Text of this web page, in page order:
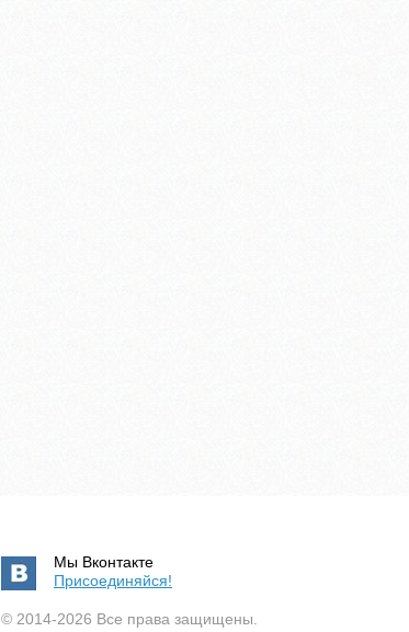
Мы Вконтакте
Присоединяйся!
© 2014-2026 Все права защищены.